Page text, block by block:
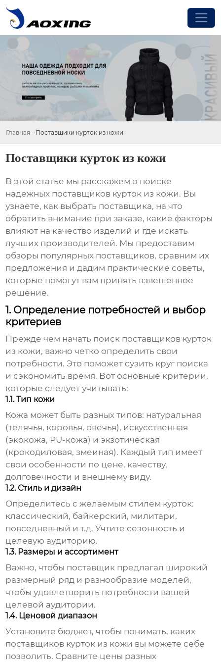
Главная - Поставщики курток из кожи
Поставщики курток из кожи
В этой статье мы расскажем о поиске
надежных поставщиков курток из кожи. Вы
узнаете, как выбрать поставщика, на что
обратить внимание при заказе, какие факторы
влияют на качество изделий и где искать
лучших производителей. Мы предоставим
обзоры популярных поставщиков, сравним их
предложения и дадим практические советы,
которые помогут вам принять взвешенное
решение.
1. Определение потребностей и выбор
критериев
Прежде чем начать поиск поставщиков курток
из кожи, важно четко определить свои
потребности. Это поможет сузить круг поиска
и сэкономить время. Вот основные критерии,
которые следует учитывать:
1.1. Тип кожи
Кожа может быть разных типов: натуральная
(телячья, коровья, овечья), искусственная
(экокожа, PU-кожа) и экзотическая
(крокодиловая, змеиная). Каждый тип имеет
свои особенности по цене, качеству,
долговечности и внешнему виду.
1.2. Стиль и дизайн
Определитесь с желаемым стилем курток:
классический, байкерский, милитари,
повседневный и т.д. Учтите сезонность и
целевую аудиторию.
1.3. Размеры и ассортимент
Важно, чтобы поставщик предлагал широкий
размерный ряд и разнообразие моделей,
чтобы удовлетворить потребности вашей
целевой аудитории.
1.4. Ценовой диапазон
Установите бюджет, чтобы понимать, каких
поставщиков курток из кожи вы можете себе
позволить. Сравните цены разных